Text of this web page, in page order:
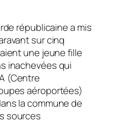
républicaine a mis
sur cinq
une jeune fille
inachevées qui
(Centre
aéroportées)
la commune de
sources